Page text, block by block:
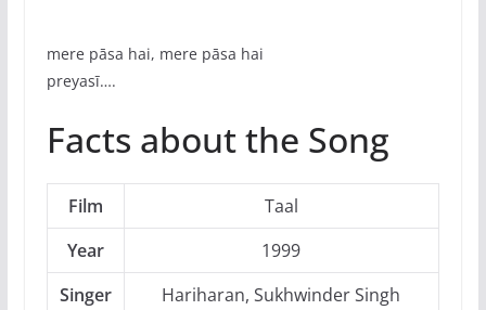
mere pāsa hai, mere pāsa hai
preyasī….
Facts about the Song
Film
Taal
Year
1999
Singer
Hariharan, Sukhwinder Singh